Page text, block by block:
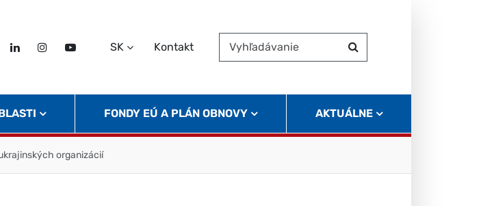
LinkedInInstagram
Twitter
SK Kontakt
Vyhľadávanie
Hľadať
FONDY EÚ A PLÁN OBNOVY AKTUÁLNE
organizácií